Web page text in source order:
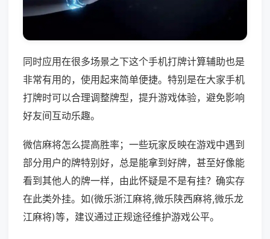
同时应用在很多场景之下这个手机打牌计算辅助也是
非常有用的，使用起来简单便捷。特别是在大家手机
打牌时可以合理调整牌型，提升游戏体验，避免影响
好友间互动乐趣。
微信麻将怎么提高胜率；一些玩家反映在游戏中遇到
部分用户的牌特别好，总是能拿到好牌，甚至好像能
看到其他人的牌一样，由此怀疑是不是有挂？确实存
在此类外挂。如(微乐浙江麻将,微乐陕西麻将,微乐龙
江麻将)等，建议通过正规途径维护游戏公平。